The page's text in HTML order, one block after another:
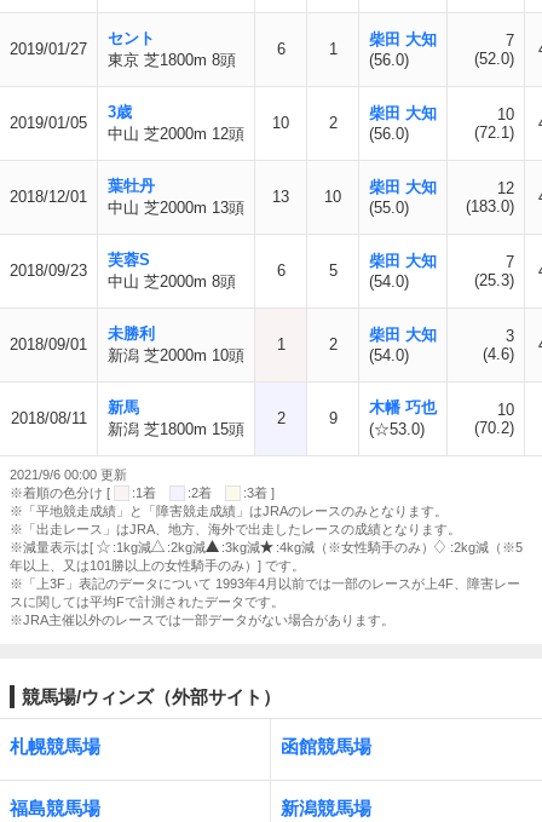
2019/01/27
セント
東京 芝1800m 8頭
6 1
柴田 大知
(56.0)
7
(52.0)
2019/01/05
3歳
中山 芝2000m 12頭
10 2
柴田 大知
(56.0)
10
(72.1)
2018/12/01
葉牡丹
中山 芝2000m 13頭
13 10
柴田 大知
(55.0)
12
(183.0)
2018/09/23
芙蓉S
中山 芝2000m 8頭
6 5
柴田 大知
(54.0)
7
(25.3)
2018/09/01
未勝利
新潟 芝2000m 10頭
1 2
柴田 大知
(54.0)
3
(4.6)
2018/08/11
新馬
新潟 芝1800m 15頭
2 9
木幡 巧也
(☆53.0)
10
(70.2)
2021/9/6 00:00 更新
※着順の色分け [
:1着 :2着
:3着 ]
※「平地競走成績」と「障害競走成績」はJRAのレースのみとなります。
※「出走レース」はJRA、地方、海外で出走したレースの成績となります。
※減量表示は[
:1kg減 :2kg減 :3kg減 :4kg減（※女性騎手のみ）
:2kg減（※5
年以上、又は101勝以上の女性騎手のみ）] です。
※「上3F」表記のデータについて 1993年4月以前では一部のレースが上4F、障害レー
スに関しては平均Fで計測されたデータです。
※JRA主催以外のレースでは一部データがない場合があります。
競馬場/ウィンズ（外部サイト）
札幌競馬場 函館競馬場
福島競馬場 新潟競馬場